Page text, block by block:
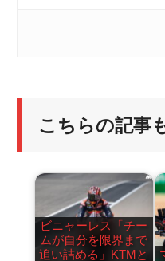
こちらの記事
ビニャーレス「チー
ムが自分を限界まで
追い詰める」KTMと